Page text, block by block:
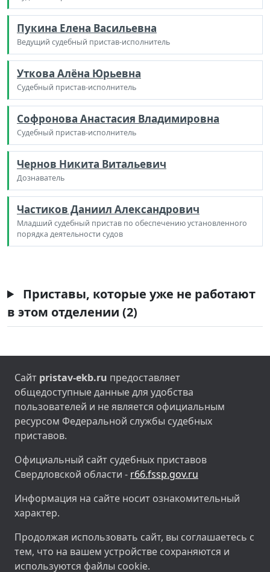
Пукина Елена Васильевна
Ведущий судебный пристав-исполнитель
Уткова Алёна Юрьевна
Судебный пристав-исполнитель
Софронова Анастасия Владимировна
Судебный пристав-исполнитель
Чернов Никита Витальевич
Дознаватель
Частиков Даниил Александрович
Младший судебный пристав по обеспечению установленного
порядка деятельности судов
Приставы, которые уже не работают
в этом отделении (2)
Сайт pristav-ekb.ru предоставляет
общедоступные данные для удобства
пользователей и не является официальным
ресурсом Федеральной службы судебных
приставов.
Официальный сайт судебных приставов
Свердловской области - r66.fssp.gov.ru
Информация на сайте носит ознакомительный
характер.
Продолжая использовать сайт, вы соглашаетесь с
тем, что на вашем устройстве сохраняются и
используются файлы cookie.